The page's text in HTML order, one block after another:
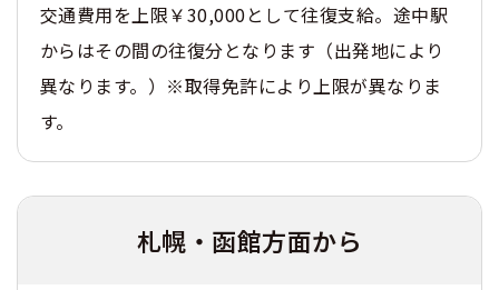
交通費用を上限￥30,000として往復支給。途中駅
からはその間の往復分となります（出発地により
異なります。）※取得免許により上限が異なりま
す。
札幌・函館方面から